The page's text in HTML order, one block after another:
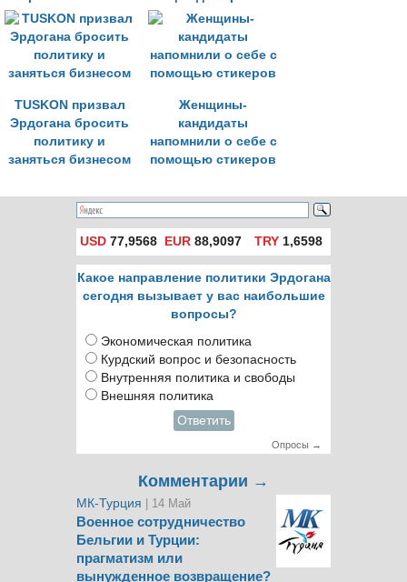
контролировать
ключевой
торговый орган
Турции
TUSKON призвал
Эрдогана бросить
политику и
заняться бизнесом
Женщины-
кандидаты
напомнили о себе с
помощью стикеров
USD 77,9568 EUR 88,9097 TRY1,6598
Какое направление политики Эрдогана
сегодня вызывает у вас наибольшие
вопросы?
Экономическая политика
Курдский вопрос и безопасность
Внутренняя политика и свободы
Внешняя политика
Ответить
Опросы →
Комментарии →
МК-Турция | 14 Май
Военное сотрудничество
Бельгии и Турции:
прагматизм или
вынужденное возвращение?